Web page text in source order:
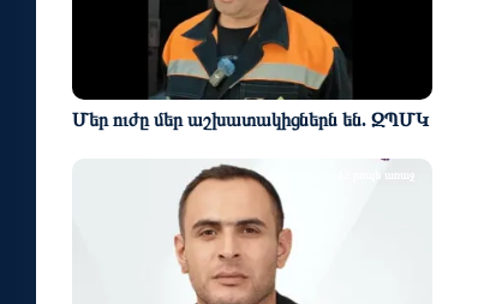
Մեր ուժը մեր աշխատակիցներն են. ԶՊՄԿ
12 րոպե առաջ